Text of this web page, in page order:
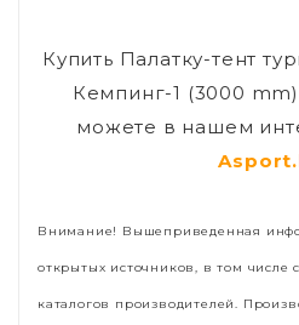
Купить Палатку-тент
Кемпинг-1 (3000
можете в нашем
Внимание! Вышеприведенная
открытых источников, в том числе
каталогов производителей.